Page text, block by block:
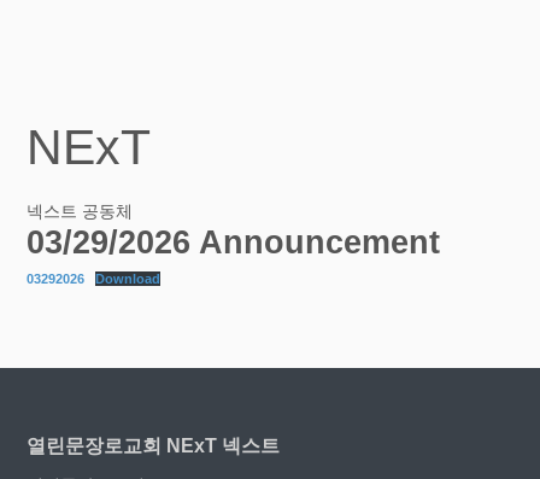
NExT
넥스트 공동체
03/29/2026 Announcement
03292026 Download
열린문장로교회 NExT 넥스트